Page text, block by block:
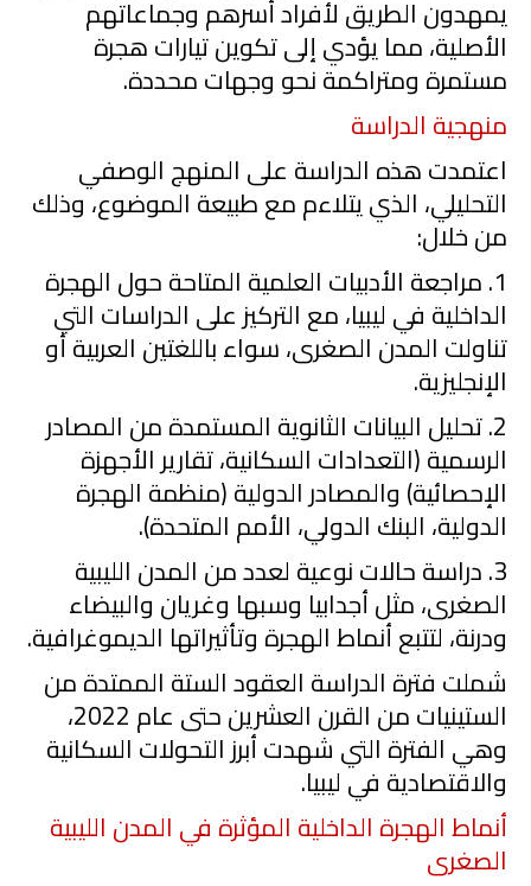
يمهدون الطريق لأفراد أسرهم وجماعاتهم
الأصلية، مما يؤدي إلى تكوين تيارات هجرة
مستمرة ومتراكمة نحو وجهات محددة.
منهجية الدراسة
اعتمدت هذه الدراسة على المنهج الوصفي
التحليلي، الذي يتلاءم مع طبيعة الموضوع، وذلك
من خلال:
1. مراجعة الأدبيات العلمية المتاحة حول الهجرة
الداخلية في ليبيا، مع التركيز على الدراسات التي
تناولت المدن الصغرى، سواء باللغتين العربية أو
الإنجليزية.
2. تحليل البيانات الثانوية المستمدة من المصادر
الرسمية (التعدادات السكانية، تقارير الأجهزة
الإحصائية) والمصادر الدولية (منظمة الهجرة
الدولية، البنك الدولي، الأمم المتحدة).
3. دراسة حالات نوعية لعدد من المدن الليبية
الصغرى، مثل أجدابيا وسبها وغريان والبيضاء
ودرنة، لتتبع أنماط الهجرة وتأثيراتها الديموغرافية.
شملت فترة الدراسة العقود الستة الممتدة من
الستينيات من القرن العشرين حتى عام 2022،
وهي الفترة التي شهدت أبرز التحولات السكانية
والاقتصادية في ليبيا.
أنماط الهجرة الداخلية المؤثرة في المدن الليبية
الصغرى